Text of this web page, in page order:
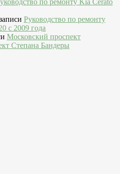
по ремонту Kia Cerato
Руководство по ремонту
c 2009 года
Московский проспект
Степана Бандеры